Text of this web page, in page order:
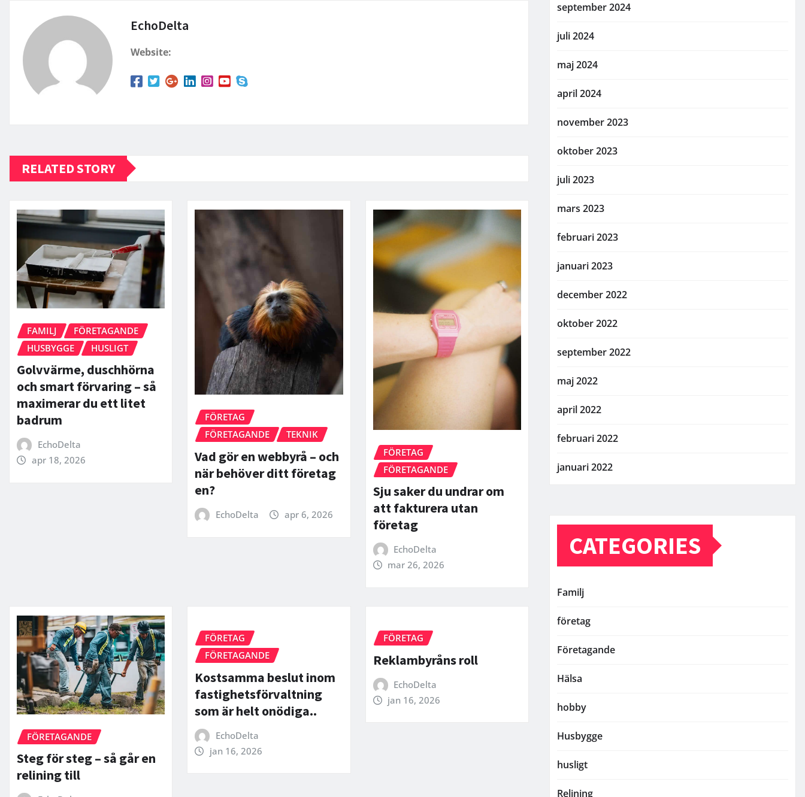
EchoDelta
Website:
RELATED STORY
FAMILJ
FÖRETAGANDE
HUSBYGGE
HUSLIGT
Golvvärme, duschhörna
och smart förvaring – så
maximerar du ett litet
badrum
EchoDelta
apr 18, 2026
FÖRETAG
FÖRETAGANDE
TEKNIK
Vad gör en webbyrå – och
när behöver ditt företag
en?
EchoDelta apr 6, 2026
FÖRETAG
FÖRETAGANDE
Sju saker du undrar om
att fakturera utan
företag
EchoDelta
mar 26, 2026
FÖRETAGANDE
Steg för steg – så går en
relining till
FÖRETAG
FÖRETAGANDE
Kostsamma beslut inom
fastighetsförvaltning
som är helt onödiga..
EchoDelta
jan 16, 2026
FÖRETAG
Reklambyråns roll
EchoDelta
jan 16, 2026
september 2024
juli 2024
maj 2024
april 2024
november 2023
oktober 2023
juli 2023
mars 2023
februari 2023
januari 2023
december 2022
oktober 2022
september 2022
maj 2022
april 2022
februari 2022
januari 2022
CATEGORIES
Familj
företag
Företagande
Hälsa
hobby
Husbygge
husligt
Relining